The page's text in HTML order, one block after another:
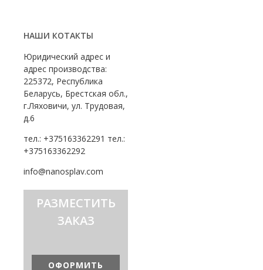
НАШИ КОТАКТЫ
Юридический адрес и
адрес производства:
225372, Республика
Беларусь, Брестская обл.,
г.Ляховичи, ул. Трудовая,
д.6
тел.: +375163362291 тел.:
+375163362292
info@nanosplav.com
РАЗМЕСТИТЬ
ЗАКАЗ
ОФОРМИТЬ